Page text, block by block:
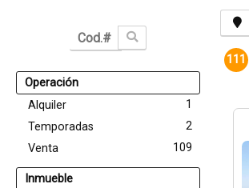
Operación
Alquiler
1
Temporadas
2
Venta
109
Inmueble
111